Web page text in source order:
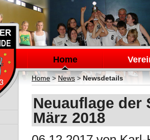
Navigation
überspringen
Home
Home> News>Newsdetails
Neuauflage der
März 2018